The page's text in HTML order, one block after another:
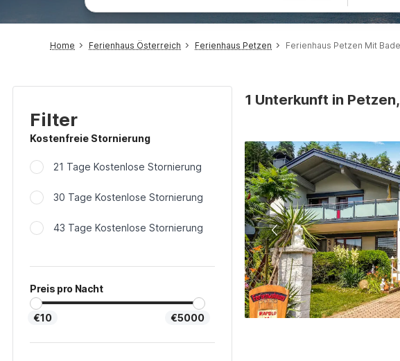
Home Ferienhaus Österreich Ferienhaus Petzen Ferienhaus Petzen Mit
Filter
Kostenfreie Stornierung
21 Tage Kostenlose Stornierung
30 Tage Kostenlose Stornierung
43 Tage Kostenlose Stornierung
Preis pro Nacht
€10 €5000
1 Unterkunft in